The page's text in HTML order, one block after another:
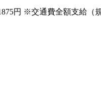
円 ※交通費全額支給（